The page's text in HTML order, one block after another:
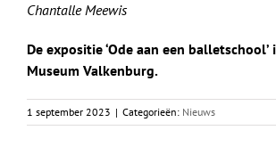
Chantalle Meewis
De expositie ‘Ode aan een
Museum Valkenburg.
1 september 2023 | Categorieën: Nieuws